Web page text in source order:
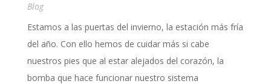
Blog
Estamos a las puertas del invierno, la estación más fría
del año. Con ello hemos de cuidar más si cabe
nuestros pies que al estar alejados del corazón, la
bomba que hace funcionar nuestro sistema